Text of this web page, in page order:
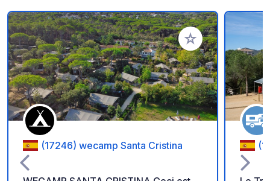
Ajouter à vos
(17246) wecamp Santa Cristina